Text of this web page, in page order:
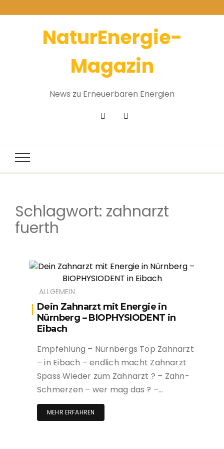
NaturEnergie-
Magazin
News zu Erneuerbaren Energien
Schlagwort: zahnarzt
fuerth
ALLGEMEIN
Dein Zahnarzt mit Energie in
Nürnberg – BIOPHYSIODENT in
Eibach
Empfehlung – Nürnbergs Top Zahnarzt
– in Eibach – endlich macht Zahnarzt
Spass Wieder zum Zahnarzt ? – Zahn-
Schmerzen – wer mag das ? –…
MEHR ERFAHREN